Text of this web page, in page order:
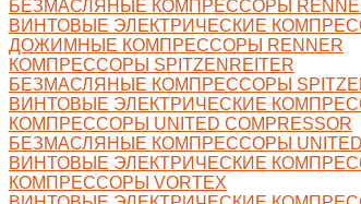
БЕЗМАСЛЯНЫЕ КОМПРЕССОРЫ
ВИНТОВЫЕ ЭЛЕКТРИЧЕСКИЕ
ДОЖИМНЫЕ КОМПРЕССОРЫ RENNER
КОМПРЕССОРЫ SPITZENREITER
БЕЗМАСЛЯНЫЕ КОМПРЕССОРЫ
ВИНТОВЫЕ ЭЛЕКТРИЧЕСКИЕ
КОМПРЕССОРЫ UNITED COMPRESSOR
БЕЗМАСЛЯНЫЕ КОМПРЕССОРЫ UNITED
ВИНТОВЫЕ ЭЛЕКТРИЧЕСКИЕ
КОМПРЕССОРЫ VORTEX